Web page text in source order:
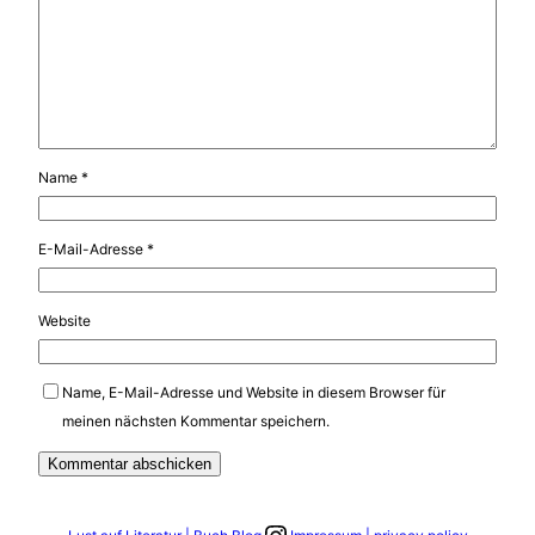
Name *
E-Mail-Adresse *
Website
Name, E-Mail-Adresse und Website in diesem Browser für
meinen nächsten Kommentar speichern.